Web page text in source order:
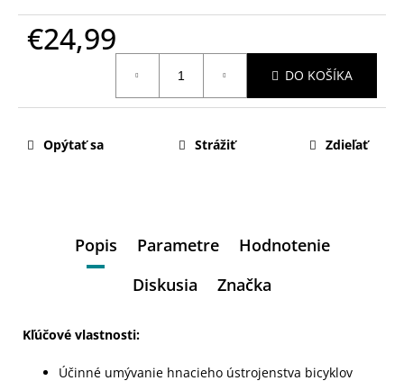
€24,99
DO KOŠÍKA
Opýtať sa Strážiť Zdieľať
Popis Parametre
Hodnotenie
Diskusia
Značka
Kľúčové vlastnosti:
Účinné umývanie hnacieho ústrojenstva bicyklov